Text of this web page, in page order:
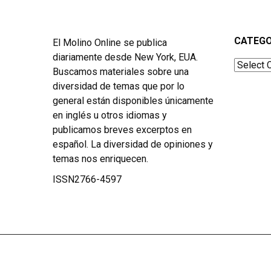
El Molino Online se publica
diariamente desde New York, EUA.
Buscamos materiales sobre una
diversidad de temas que por lo
general están disponibles únicamente
en inglés u otros idiomas y
publicamos breves excerptos en
español. La diversidad de opiniones y
temas nos enriquecen.
ISSN2766-4597